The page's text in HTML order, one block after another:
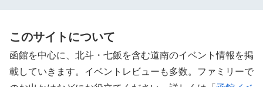
このサイトについて
函館を中心に、北斗・七飯を含む道南のイベント情報を掲
載していきます。イベントレビューも多数。ファミリーで